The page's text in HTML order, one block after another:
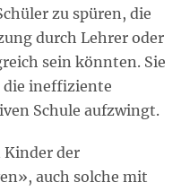
zu spüren, die
durch Lehrer oder
sein könnten. Sie
die ineffiziente
Schule aufzwingt.
der
auch solche mit